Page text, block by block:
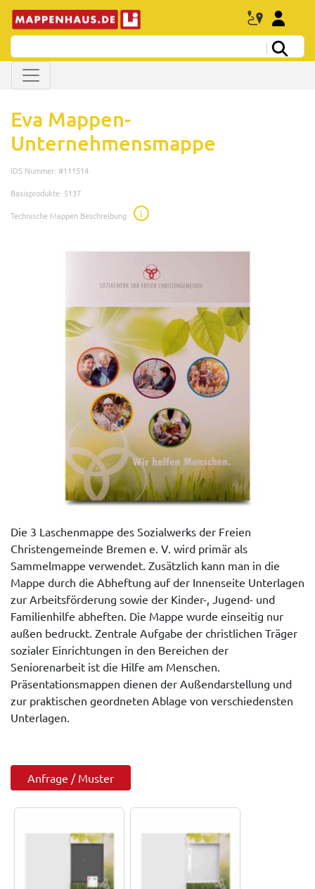
Eva Mappen-
Unternehmensmappe
IDS Nummer: #111514
Basisprodukte: 5137
Technische Mappen Beschreibung
i
Die 3 Laschenmappe des Sozialwerks der Freien
Christengemeinde Bremen e. V. wird primär als
Sammelmappe verwendet. Zusätzlich kann man in die
Mappe durch die Abheftung auf der Innenseite Unterlagen
zur Arbeitsförderung sowie der Kinder-, Jugend- und
Familienhilfe abheften. Die Mappe wurde einseitig nur
außen bedruckt. Zentrale Aufgabe der christlichen Träger
sozialer Einrichtungen in den Bereichen der
Seniorenarbeit ist die Hilfe am Menschen.
Präsentationsmappen dienen der Außendarstellung und
zur praktischen geordneten Ablage von verschiedensten
Unterlagen.
Anfrage / Muster